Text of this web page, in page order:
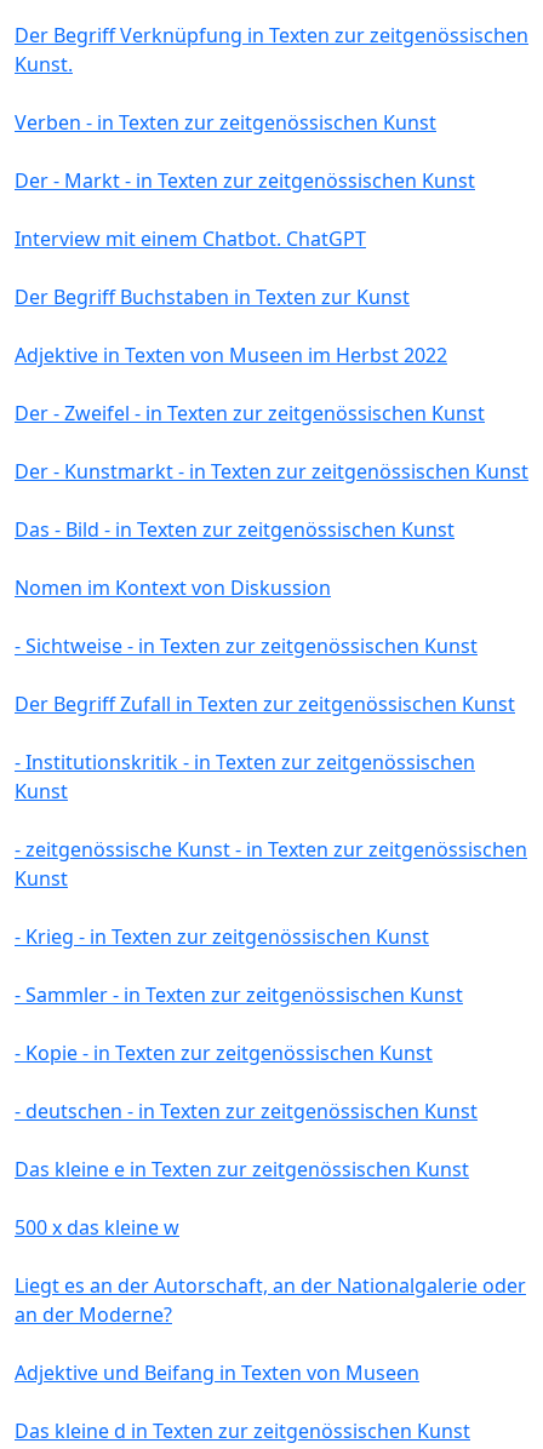
Der Begriff Verknüpfung in Texten zur zeitgenössischen
Kunst.
Verben - in Texten zur zeitgenössischen Kunst
Der - Markt - in Texten zur zeitgenössischen Kunst
Interview mit einem Chatbot. ChatGPT
Der Begriff Buchstaben in Texten zur Kunst
Adjektive in Texten von Museen im Herbst 2022
Der - Zweifel - in Texten zur zeitgenössischen Kunst
Der - Kunstmarkt - in Texten zur zeitgenössischen Kunst
Das - Bild - in Texten zur zeitgenössischen Kunst
Nomen im Kontext von Diskussion
- Sichtweise - in Texten zur zeitgenössischen Kunst
Der Begriff Zufall in Texten zur zeitgenössischen Kunst
- Institutionskritik - in Texten zur zeitgenössischen
Kunst
- zeitgenössische Kunst - in Texten zur zeitgenössischen
Kunst
- Krieg - in Texten zur zeitgenössischen Kunst
- Sammler - in Texten zur zeitgenössischen Kunst
- Kopie - in Texten zur zeitgenössischen Kunst
- deutschen - in Texten zur zeitgenössischen Kunst
Das kleine e in Texten zur zeitgenössischen Kunst
500 x das kleine w
Liegt es an der Autorschaft, an der Nationalgalerie oder
an der Moderne?
Adjektive und Beifang in Texten von Museen
Das kleine d in Texten zur zeitgenössischen Kunst